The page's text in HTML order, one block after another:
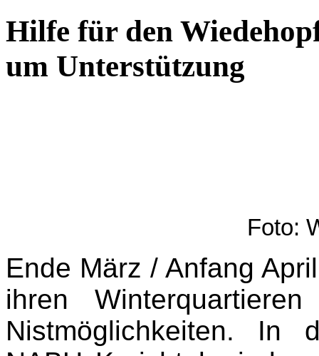
Hilfe für den
um Unterstützung
Foto:
Ende März / Anfang
ihren
Nistmöglichkeiten. In